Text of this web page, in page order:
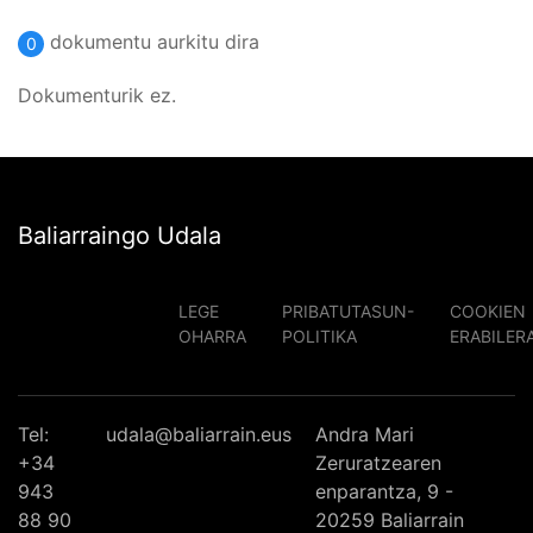
0 dokumentu aurkitu dira
Dokumenturik ez.
Baliarraingo Udala
LEGE
OHARRA
PRIBATUTASUN-
POLITIKA
COOKIEN
Tel:
+34
943
88 90
udala@baliarrain.eus
Andra Mari
Zeruratzearen
enparantza, 9 -
20259 Baliarrain